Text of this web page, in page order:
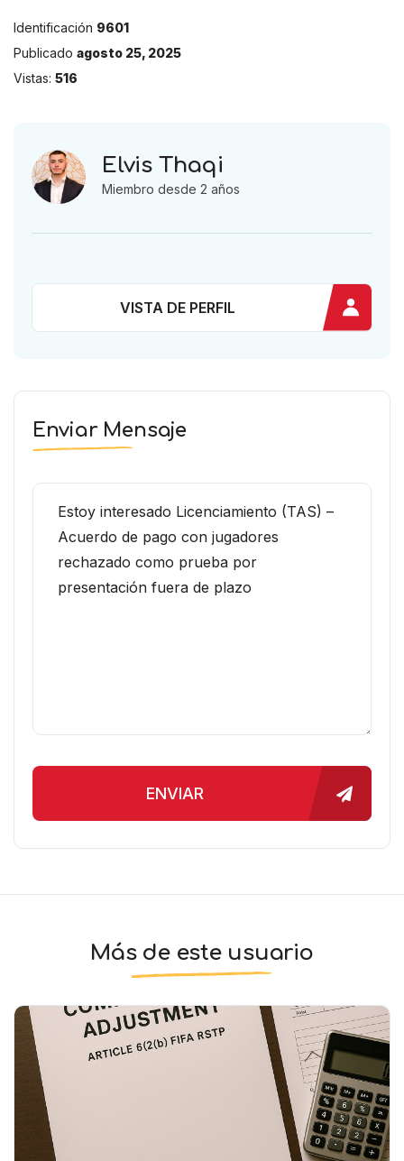
Identificación 9601
Publicado agosto 25, 2025
Vistas: 516
Elvis Thaqi
Miembro desde 2 años
VISTA DE PERFIL
Enviar Mensaje
ENVIAR
Más de este usuario